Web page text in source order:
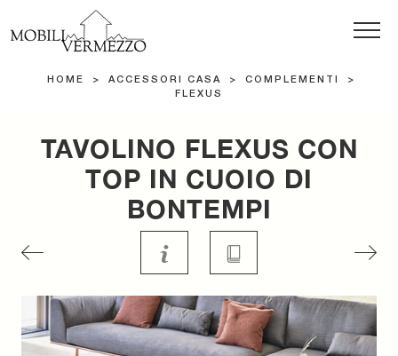
HOME > ACCESSORI CASA > COMPLEMENTI
>
FLEXUS
TAVOLINO FLEXUS CON
TOP IN CUOIO DI
BONTEMPI